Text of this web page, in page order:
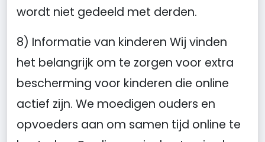
wordt niet gedeeld met derden.
8) Informatie van kinderen Wij vinden
het belangrijk om te zorgen voor extra
bescherming voor kinderen die online
actief zijn. We moedigen ouders en
opvoeders aan om samen tijd online te